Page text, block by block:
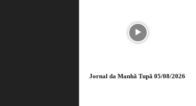
Jornal da Manhã Tupã 05/08/2026